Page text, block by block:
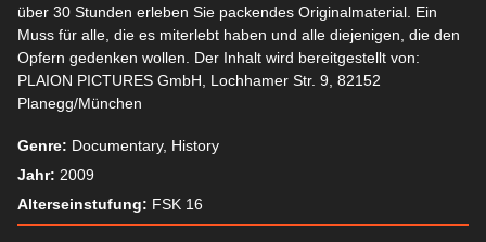
über 30 Stunden erleben Sie packendes Originalmaterial. Ein
Muss für alle, die es miterlebt haben und alle diejenigen, die den
Opfern gedenken wollen. Der Inhalt wird bereitgestellt von:
PLAION PICTURES GmbH, Lochhamer Str. 9, 82152
Planegg/München
Genre: Documentary, History
Jahr: 2009
Alterseinstufung: FSK 16